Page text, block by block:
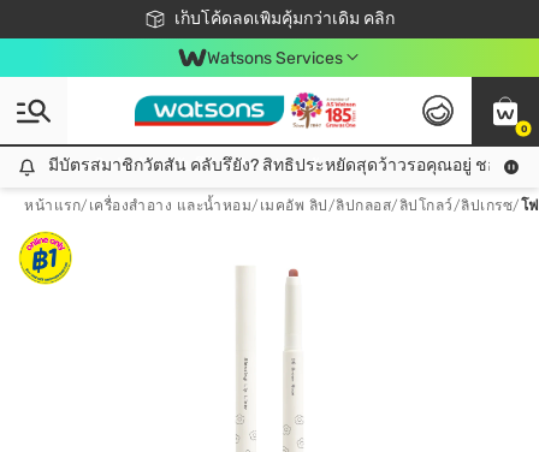
เก็บโค้ดลดเพิ่มคุ้มกว่าเดิม คลิก
ชอปออนไลน์ครั้งแรก ลดเพิ่มจุก ๆ 10%! 🎉
📦ส่งฟรี! เมื่อชอป 499฿
สมาชิกวัตสัน คลับดียังไง?
Watsons Services
0
มีบัตรสมาชิกวัตสัน คลับรึยัง? สิทธิประหยัดสุดว้าวรอคุณอยู่ ชอปคุ้มกว่าเดิม คลิก!
มีบัตรสมาชิกวัตสัน คลับรึยัง? สิทธิประหยัดสุดว้าวรอคุณอยู่ ชอปคุ้มก
หน้าแรก/ เครื่องสำอาง และน้ำหอม/ เมคอัพ ลิป /ลิปกลอส/ลิปโกลว์/ลิปเกรซ/โ